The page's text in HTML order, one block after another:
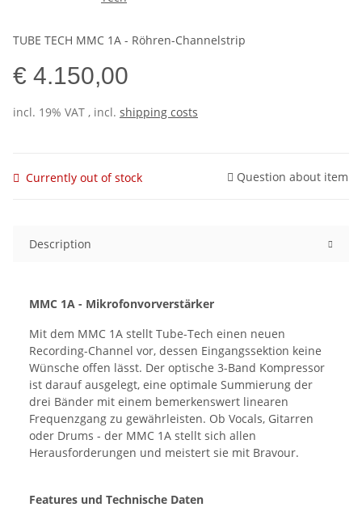
TUBE TECH MMC 1A - Röhren-Channelstrip
€ 4.150,00
incl. 19% VAT , incl. shipping costs
Currently out of stock Question about item
Description
MMC 1A - Mikrofonvorverstärker
Mit dem MMC 1A stellt Tube-Tech einen neuen
Recording-Channel vor, dessen Eingangssektion keine
Wünsche offen lässt. Der optische 3-Band Kompressor
ist darauf ausgelegt, eine optimale Summierung der
drei Bänder mit einem bemerkenswert linearen
Frequenzgang zu gewährleisten. Ob Vocals, Gitarren
oder Drums - der MMC 1A stellt sich allen
Herausforderungen und meistert sie mit Bravour.
Features und Technische Daten